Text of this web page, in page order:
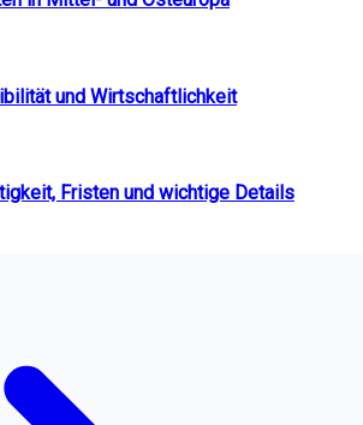
und Wirtschaftlichkeit
Fristen und wichtige Details